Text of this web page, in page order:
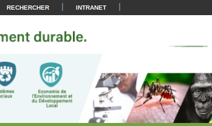
RECHERCHER | INTRANET |